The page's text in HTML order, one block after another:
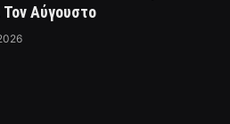
Τον Αύγουστο